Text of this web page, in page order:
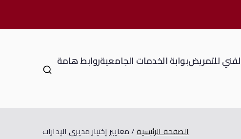
للتمريضبوابة الخدمات الجامعيةروابط هامة
الصفحة الرئيسية معايير إختيار مديرى الإدارات